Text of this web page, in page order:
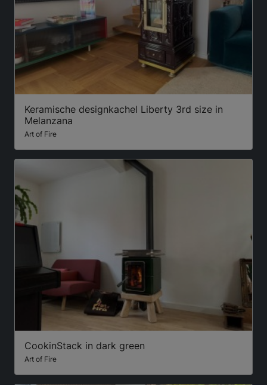
Keramische designkachel Liberty 3rd size in
Melanzana
Art of Fire
CookinStack in dark green
Art of Fire